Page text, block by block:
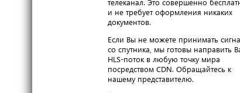
телеканал. Это совершенно
и не требует оформления никаких
документов.
Если Вы не можете принимать
со спутника, мы готовы направить
HLS-поток в любую точку мира
посредством CDN. Обращайтесь к
нашему представителю.